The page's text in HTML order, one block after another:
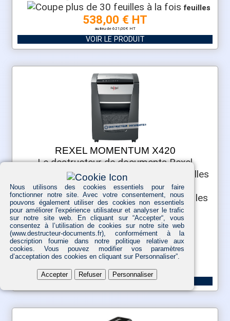
feuilles
538,00 € HT
au lieu de 621,00€ HT
VOIR LE PRODUIT
REXEL MOMENTUM X420
Le destructeur de documents Rexel
Momentum X420 détruit jusqu’à 20 feuilles
en une fois avec un temps de
fonctionnement de 4 heures. Idéal pour les
petits bureaux.
Niveau de sécurité :
P-4
557,00 € HT
VOIR LE PRODUIT
Nous utilisons des cookies essentiels pour faire
fonctionner notre site. Avec votre consentement, nous
pouvons également utiliser des cookies non essentiels
pour améliorer l'expérience utilisateur et analyser le trafic
sur notre site web. En cliquant sur “Accepter“, vous
consentez à l’utilisation de cookies sur notre site web
(www.destructeur-documents.fr), conformément à la
description fournie dans notre politique relative aux
cookies. Vous pouvez modifier vos paramètres
d’acceptation des cookies en cliquant sur Personnaliser”.
Accepter Refuser Personnaliser